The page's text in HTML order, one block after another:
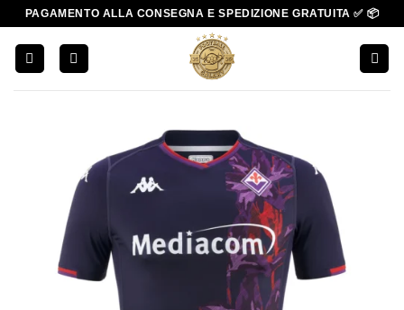
Salta
contenuti
PAGAMENTO ALLA CONSEGNA E SPEDIZIONE GRATUITA ✅ 📦